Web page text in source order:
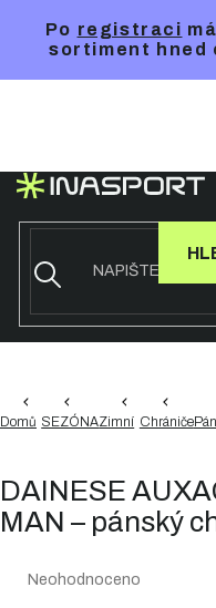
Po registraci
sortiment hned
Domů SEZÓNAZimní Chrániče
DAINESE
MAN – pánský
Průměrné
Neohodnoceno